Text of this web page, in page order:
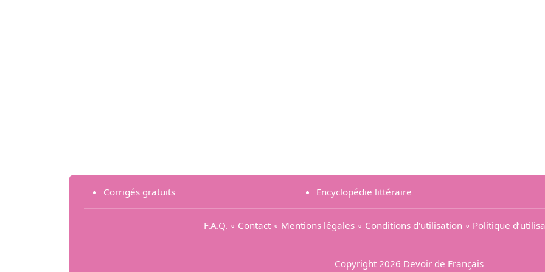
Corrigés gratuits Encyclopédie littéraire
F.A.Q. ∘ Contact∘ Mentions légales∘ Conditions d'utilisation ∘ Politique
Copyright 2026 Devoir de Français